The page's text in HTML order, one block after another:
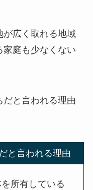
が広く取れる地域
家庭も少なくない
と言われる理由
と言われる理由
所有している